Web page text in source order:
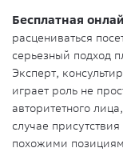
Бесплатная
расцениваться
серьезный подход
Эксперт,
играет роль не
авторитетного
случае
похожими